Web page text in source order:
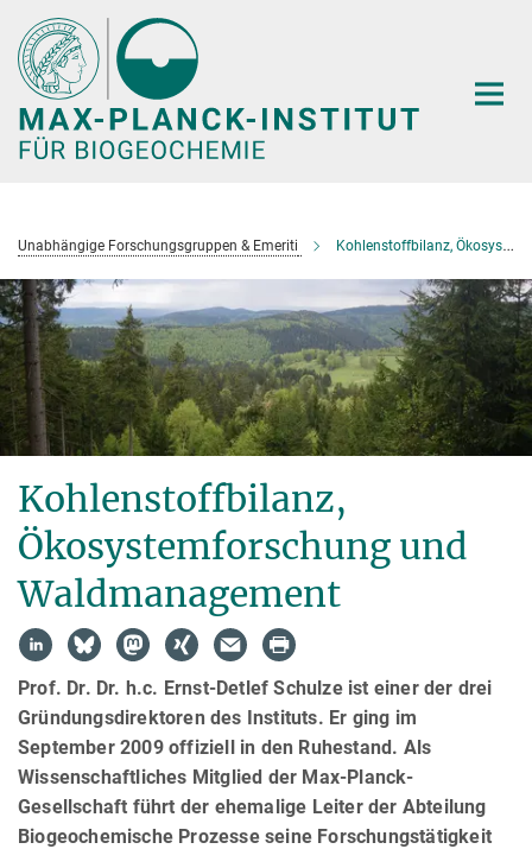
Hauptinhalt
Unabhängige Forschungsgruppen & Emeriti Kohlenstoffbilanz, Ökosystemforschung und Waldmanagement
Kohlenstoffbilanz,
Ökosystemforschung und
Waldmanagement
Prof. Dr. Dr. h.c. Ernst-Detlef Schulze ist einer der drei
Gründungsdirektoren des Instituts. Er ging im
September 2009 offiziell in den Ruhestand. Als
Wissenschaftliches Mitglied der Max-Planck-
Gesellschaft führt der ehemalige Leiter der Abteilung
Biogeochemische Prozesse seine Forschungstätigkeit